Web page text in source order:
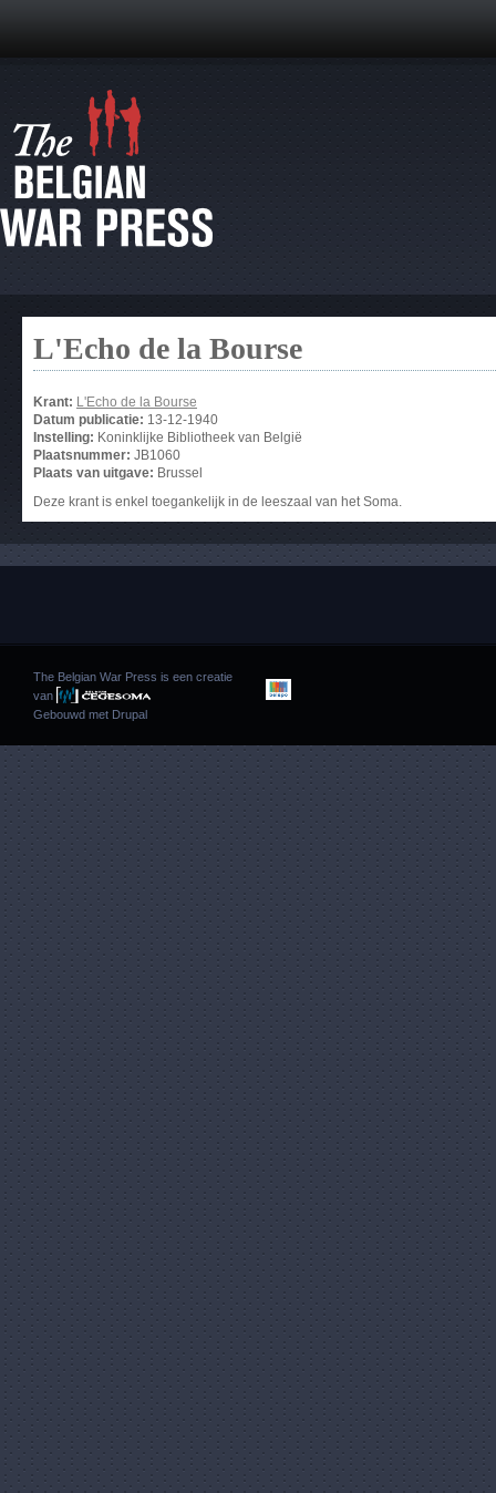
L'Echo de la Bourse
Krant: L'Echo de la Bourse
Datum publicatie: 13-12-1940
Instelling: Koninklijke Bibliotheek van België
Plaatsnummer: JB1060
Plaats van uitgave: Brussel
Deze krant is enkel toegankelijk in de leeszaal van het Soma.
The Belgian War Press is een creatie
van
Gebouwd met Drupal